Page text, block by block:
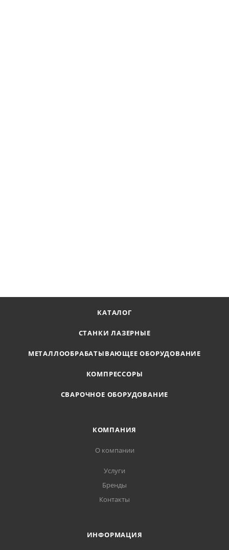
КАТАЛОГ
СТАНКИ ЛАЗЕРНЫЕ
МЕТАЛЛООБРАБАТЫВАЮЩЕЕ ОБОРУДОВАНИЕ
КОМПРЕССОРЫ
СВАРОЧНОЕ ОБОРУДОВАНИЕ
КОМПАНИЯ
О компании
Услуги
Бренды
Контакты
ИНФОРМАЦИЯ